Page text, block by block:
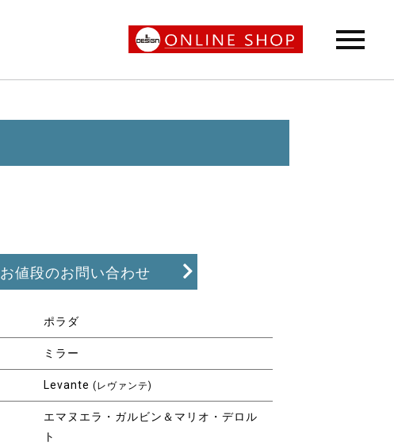
お値段のお問い合わせ
ポラダ
ミラー
Levante (レヴァンテ)
エマヌエラ・ガルビン＆マリオ・デロル
ト